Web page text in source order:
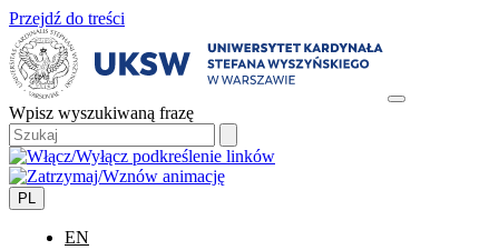
Przejdź do treści
Wpisz wyszukiwaną frazę
PL
EN